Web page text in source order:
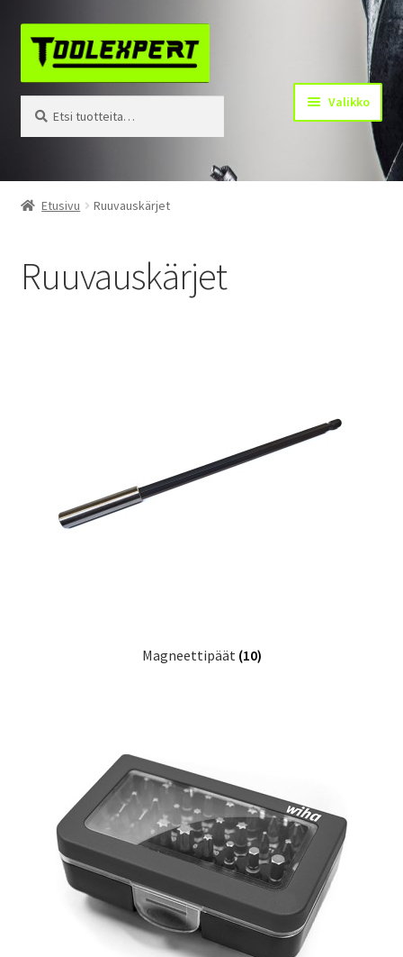
Siirry
navigointiin
Siirry
sisältöön
Valikko
Tuotteet
Kotisivu
Etusivu Ruuvauskärjet
Ruuvauskärjet
Magneettipäät (10)